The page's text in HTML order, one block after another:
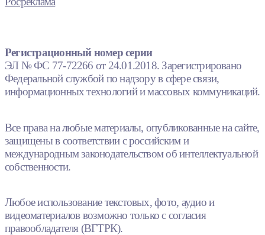
Регистрационный номер серии
ЭЛ № ФС 77-72266 от 24.01.2018. Зарегистрировано
Федеральной службой по надзору в сфере связи,
информационных технологий и массовых коммуникаций.
Все права на любые материалы, опубликованные на сайте,
защищены в соответствии с российским и
международным законодательством об интеллектуальной
собственности.
Любое использование текстовых, фото, аудио и
видеоматериалов возможно только с согласия
правообладателя (ВГТРК).